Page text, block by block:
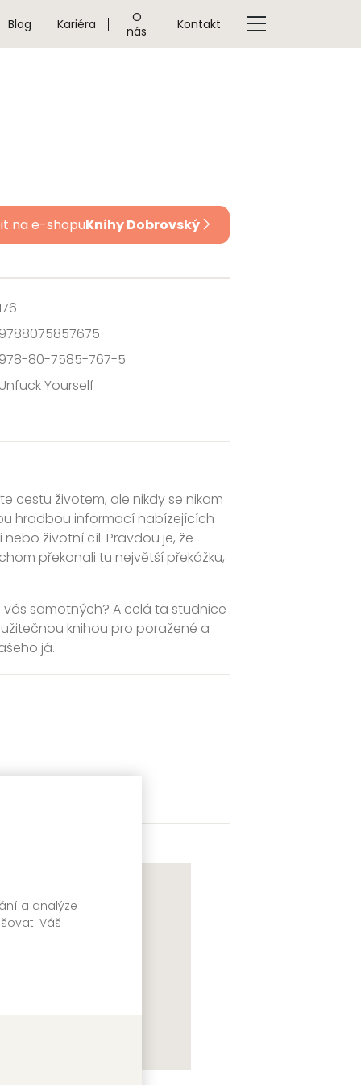
a analýze
Váš
Blog Kariéra
O
nás
Kontakt
na e-shopuKnihy Dobrovský
9788075857675
978-80-7585-767-5
Unfuck Yourself
cestu životem, ale nikdy se nikam
hradbou informací nabízejících
životní cíl. Pravdou je, že
překonali tu největší překážku,
vás samotných? A celá ta studnice
knihou pro poražené a
já.